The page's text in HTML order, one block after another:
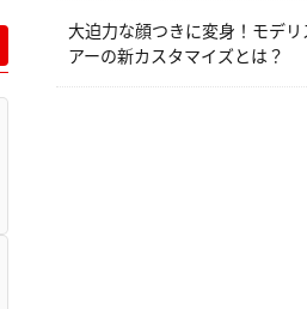
大迫力な顔つきに変身！モデ
アーの新カスタマイズとは？